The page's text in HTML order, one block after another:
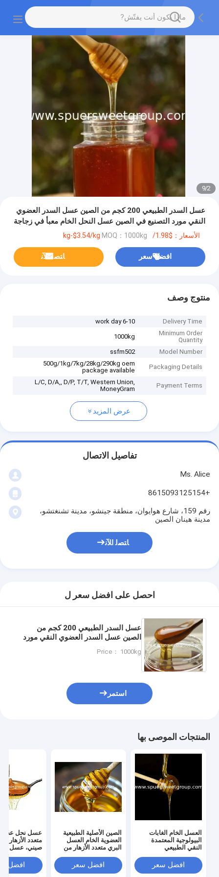
2
/
9
عسل السدر الطبيعي 200 كجم من الصين عسل السدر العضوي
النقي مورد التصنيع في الصين عسل النحل الخام معبأ في زجاجة
28 كجمالأسعار：$1.98/kg-$3.54/kg MOQ：1000kg
افضل سعر ﺎﺘﺼﻟ ﺍﻶﻧ
منتوج وصف
Delivery Time
6-10 work day
Minimum Order
Quantity
1000kg
Model Number
ssfm502
Packaging Details
500g/1kg/7kg/28kg/290kg oem
package available
Payment Terms
L/C, D/A,, D/P, T/T, Western Union,
MoneyGram
عرض المزيد
تفاصيل الاتصال
Ms. Alice
+8615093125154
رقم 159، شارع هوايوان، منطقة جينشو، مدينة تشنغتشو،
مدينة هينان الصين
ﺎﺘﺼﻟ ﺍﻶﻧ
احصل على افضل سعر ل
عسل السدر الطبيعي 200 كجم من
الصين عسل السدر العضوي النقي مورد
معبأ في زجاجة 28 كجم
Price： 1000kg
استمر
المنتجات الموصى بها
العسل الخام الغابات
البيولوجية المعتمدة
النقي الطبيعي
الجودة زهرة النحل متعدد
الأزهار بكمية كبيرة
افضل سعر
الصين الأصلية الطبيعية
العضوية الخام العسل
البري متعدد الأزهار من
البري النقي بالجملة
افضل سعر
عسل نحل
متعدد الأزهار
صيني، عسل
ذهبي متعدد
بكميات كبيرة
افضل